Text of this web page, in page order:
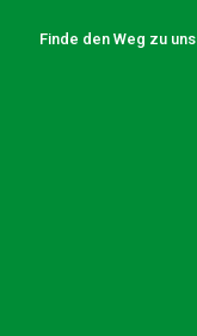
Finde den Weg zu uns